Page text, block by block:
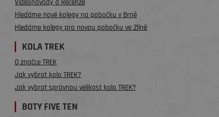
Videonávody a Recenze
Hledáme nové kolegy na pobočku v Brně
Hledáme kolegy pro novou pobočku ve Zlíně
KOLA TREK
O značce TREK
Jak vybrat kolo TREK?
Jak vybrat správnou velikost kola TREK?
BOTY FIVE TEN